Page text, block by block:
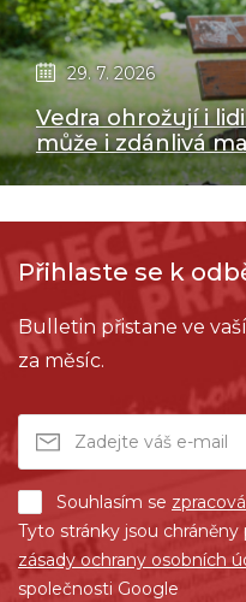
29. 7. 2026
Vedra ohrožují i
může i zdánlivá
Přihlaste se k
Bulletin přistane ve
za měsíc.
Souhlasím se
Tyto stránky jsou
zásady ochrany osobních
společnosti Google